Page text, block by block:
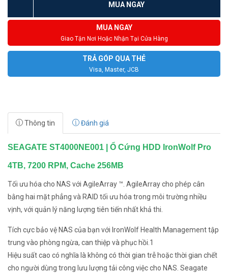
MUA NGAY
MUA NGAY
Giao Tận Nơi Hoặc Nhận Tại Cửa Hàng
TRẢ GÓP QUA THẺ
Visa, Master, JCB
Thông tin Đánh giá
SEAGATE ST4000NE001 | Ổ Cứng HDD IronWolf Pro
4TB, 7200 RPM, Cache 256MB
Tối ưu hóa cho NAS với AgileArray ™. AgileArray cho phép cân
bằng hai mặt phẳng và RAID tối ưu hóa trong môi trường nhiều
vịnh, với quản lý năng lượng tiên tiến nhất khả thi.
Tích cực bảo vệ NAS của bạn với IronWolf Health Management tập
trung vào phòng ngừa, can thiệp và phục hồi.1
Hiệu suất cao có nghĩa là không có thời gian trễ hoặc thời gian chết
cho người dùng trong lưu lượng tải công việc cho NAS. Seagate